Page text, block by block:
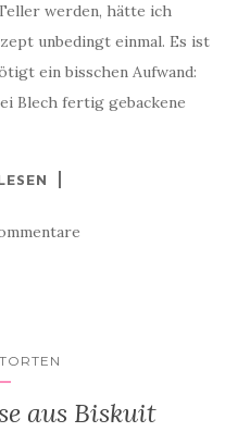
werden, hätte ich
unbedingt einmal. Es ist
ein bisschen Aufwand:
Blech fertig gebackene
aus Biskuit